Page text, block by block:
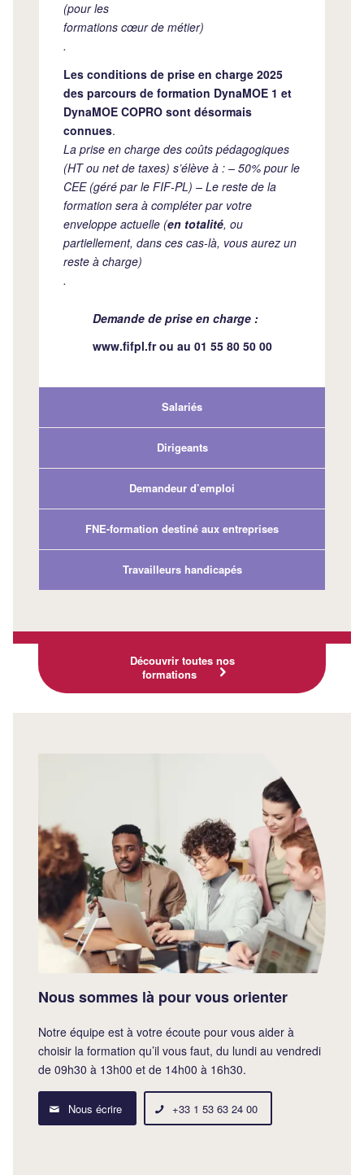
(pour les
formations cœur de métier)
.
Les conditions de prise en charge 2025
des parcours de formation DynaMOE 1 et
DynaMOE COPRO sont désormais
connues.
La prise en charge des coûts pédagogiques
(HT ou net de taxes) s’élève à : – 50% pour le
CEE (géré par le FIF-PL) – Le reste de la
formation sera à compléter par votre
enveloppe actuelle (en totalité, ou
partiellement, dans ces cas-là, vous aurez un
reste à charge)
.
Demande de prise en charge :
www.fifpl.frou au 01 55 80 50 00
Salariés
Dirigeants
Demandeur d’emploi
FNE-formation destiné aux entreprises
Travailleurs handicapés
Découvrir toutes nos
formations
Nous sommes là pour vous orienter
Notre équipe est à votre écoute pour vous aider à
choisir la formation qu’il vous faut, du lundi au vendredi
de 09h30 à 13h00 et de 14h00 à 16h30.
Nous écrire +33 1 53 63 24 00